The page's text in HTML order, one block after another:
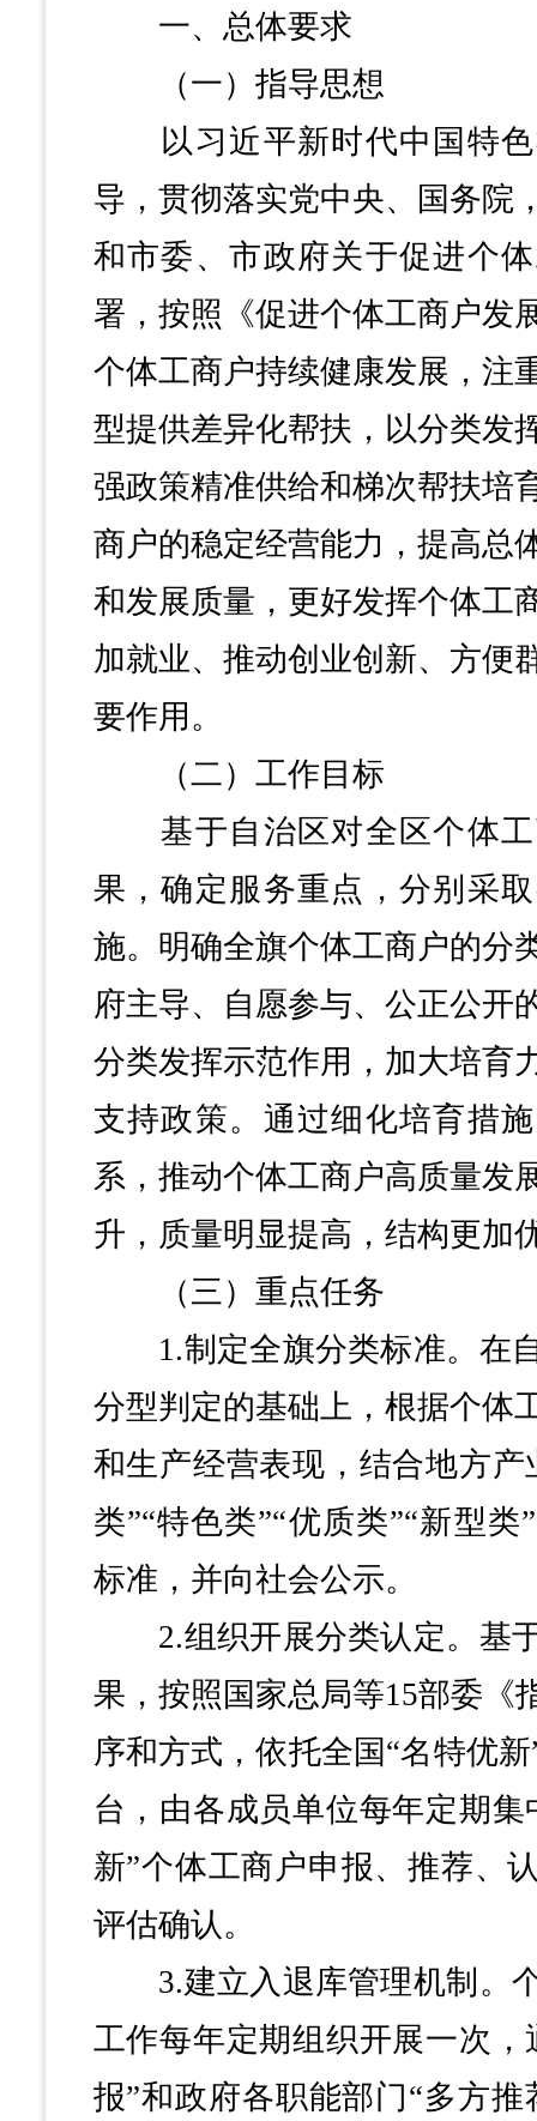
一、总体要求
（一）指导思想
以习近平新时代中国特色
导，贯彻落实党中央、国务院
和市委、市政府关于促进个
署，按照《促进个体工商户发
个体工商户持续健康发展，注
型提供差异化帮扶，以分类发
强政策精准供给和梯次帮扶培
商户的稳定经营能力，提高总
和发展质量，更好发挥个体工
加就业、推动创业创新、方便
要作用。
（二）工作目标
基于自治区对全区个体工
果，确定服务重点，分别采
施。明确全旗个体工商户的分
府主导、自愿参与、公正公开
分类发挥示范作用，加大培育
支持政策。通过细化培育措
系，推动个体工商户高质量发
升，质量明显提高，结构更加
（三）重点任务
1.制定全旗分类标准。在
分型判定的基础上，根据个体
和生产经营表现，结合地方产
类”“特色类”“优质类”“新型
标准，并向社会公示。
2.组织开展分类认定。基
果，按照国家总局等15部委《
序和方式，依托全国“名特优
台，由各成员单位每年定期
新”个体工商户申报、推荐、
评估确认。
3.建立入退库管理机制。
工作每年定期组织开展一次，
报”和政府各职能部门“多方